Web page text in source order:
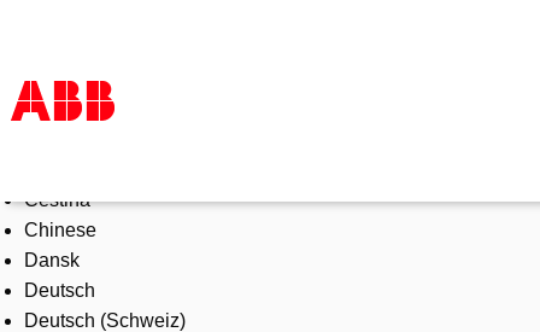
Products & Solutions
Industries
Services
About us
Where to buy
Čeština
Chinese
Dansk
Deutsch
Deutsch (Schweiz)